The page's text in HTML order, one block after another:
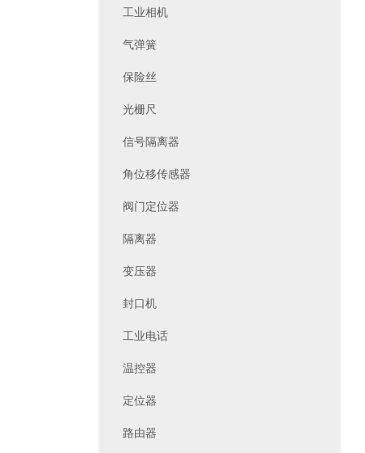
工业相机
气弹簧
保险丝
光栅尺
信号隔离器
角位移传感器
阀门定位器
隔离器
变压器
封口机
工业电话
温控器
定位器
路由器